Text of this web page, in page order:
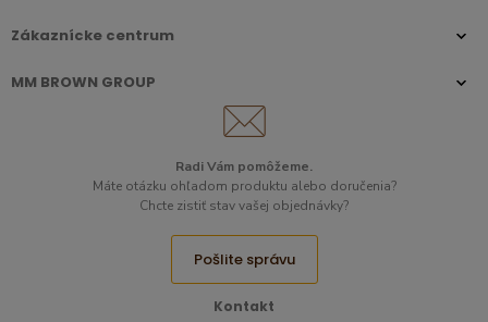
Zákaznícke centrum
MM BROWN GROUP
Kontakt
Radi Vám pomôžeme.​
Máte otázku ohľadom produktu alebo doručenia?
Chcte zistiť stav vašej objednávky?
Pošlite správu